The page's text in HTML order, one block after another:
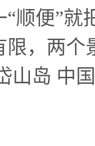
顺便”
限，两
山岛 中